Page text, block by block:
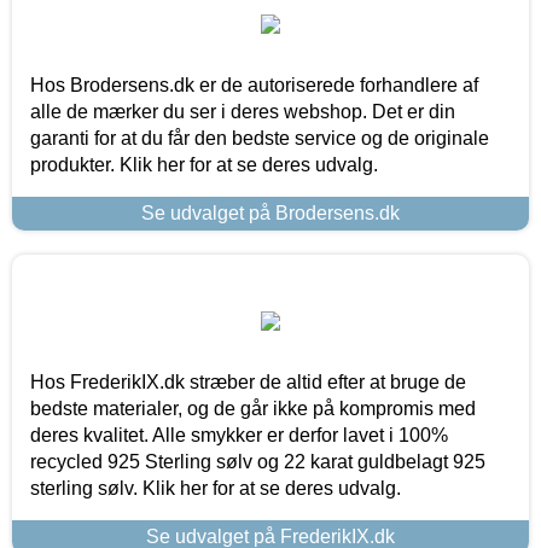
Hos Brodersens.dk er de autoriserede forhandlere af
alle de mærker du ser i deres webshop. Det er din
garanti for at du får den bedste service og de originale
produkter. Klik her for at se deres udvalg.
Se udvalget på Brodersens.dk
Hos FrederikIX.dk stræber de altid efter at bruge de
bedste materialer, og de går ikke på kompromis med
deres kvalitet. Alle smykker er derfor lavet i 100%
recycled 925 Sterling sølv og 22 karat guldbelagt 925
sterling sølv. Klik her for at se deres udvalg.
Se udvalget på FrederikIX.dk